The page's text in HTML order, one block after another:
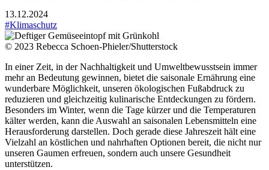
13.12.2024
#Klimaschutz
© 2023 Rebecca Schoen-Phieler/Shutterstock
In einer Zeit, in der Nachhaltigkeit und Umweltbewusstsein immer
mehr an Bedeutung gewinnen, bietet die saisonale Ernährung eine
wunderbare Möglichkeit, unseren ökologischen Fußabdruck zu
reduzieren und gleichzeitig kulinarische Entdeckungen zu fördern.
Besonders im Winter, wenn die Tage kürzer und die Temperaturen
kälter werden, kann die Auswahl an saisonalen Lebensmitteln eine
Herausforderung darstellen. Doch gerade diese Jahreszeit hält eine
Vielzahl an köstlichen und nahrhaften Optionen bereit, die nicht nur
unseren Gaumen erfreuen, sondern auch unsere Gesundheit
unterstützen.